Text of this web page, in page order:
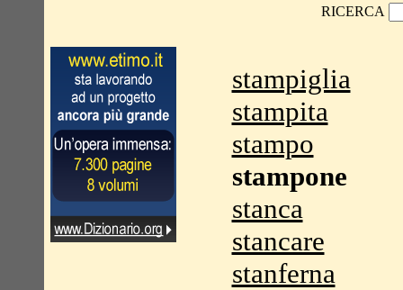
RICERCA
stampiglia
stampita
stampo
stampone
stanca
stancare
stanferna